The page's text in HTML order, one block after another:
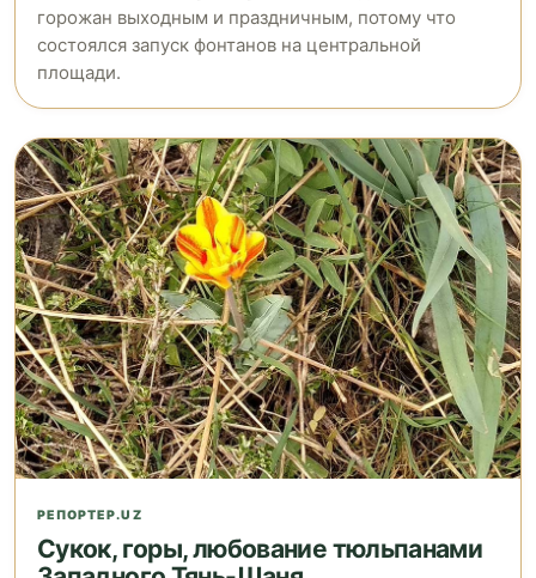
горожан выходным и праздничным, потому что
состоялся запуск фонтанов на центральной
площади.
РЕПОРТЕР.UZ
Сукок, горы, любование тюльпанами